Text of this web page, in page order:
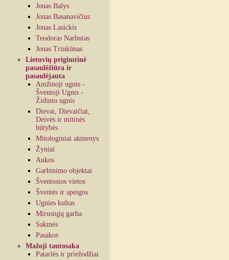
Jonas Balys
Jonas Basanavičius
Jonas Lasickis
Teodoras Narbutas
Jonas Trinkūnas
Lietuvių prigimtinė
pasaulėžiūra ir
pasaulėjauta
Amžinoji ugnis -
Šventoji Ugnis -
Židinio ugnis
Dievai, Dievaičiai,
Deivės ir mitinės
būtybės
Mitologiniai akmenys
Žyniai
Aukos
Garbinimo objektai
Šventosios vietos
Šventės ir apeigos
Ugnies kultas
Mirusiųjų garba
Sakmės
Pasakos
Mažoji tautosaka
Patarlės ir priežodžiai